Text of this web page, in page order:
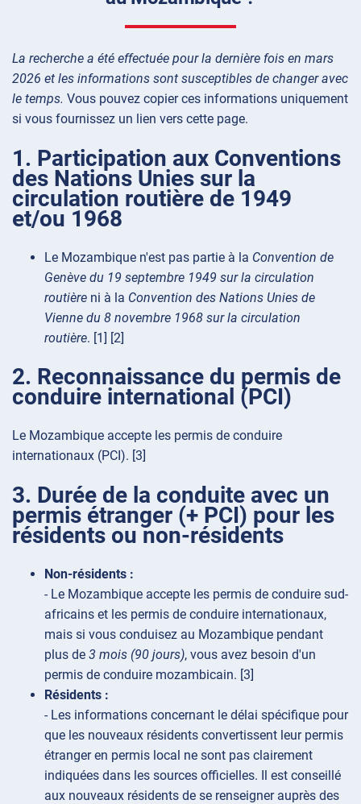
La recherche a été effectuée pour la dernière fois en mars
2026 et les informations sont susceptibles de changer avec
le temps. Vous pouvez copier ces informations uniquement
si vous fournissez un lien vers cette page.
1. Participation aux Conventions
des Nations Unies sur la
circulation routière de 1949
et/ou 1968
Le Mozambique n'est pas partie à la Convention de
Genève du 19 septembre 1949 sur la circulation
routière ni à la Convention des Nations Unies de
Vienne du 8 novembre 1968 sur la circulation
routière. [1] [2]
2. Reconnaissance du permis de
conduire international (PCI)
Le Mozambique accepte les permis de conduire
internationaux (PCI). [3]
3. Durée de la conduite avec un
permis étranger (+ PCI) pour les
résidents ou non-résidents
Non-résidents :
- Le Mozambique accepte les permis de conduire sud-
africains et les permis de conduire internationaux,
mais si vous conduisez au Mozambique pendant
plus de 3 mois (90 jours), vous avez besoin d'un
permis de conduire mozambicain. [3]
Résidents :
- Les informations concernant le délai spécifique pour
que les nouveaux résidents convertissent leur permis
étranger en permis local ne sont pas clairement
indiquées dans les sources officielles. Il est conseillé
aux nouveaux résidents de se renseigner auprès des